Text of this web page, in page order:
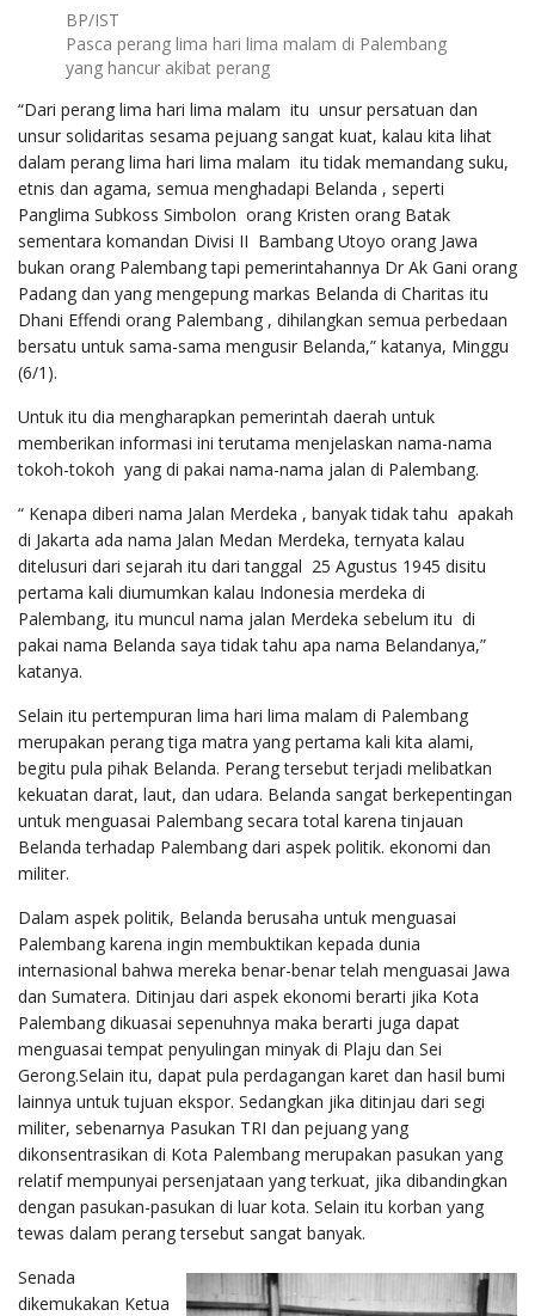
BP/IST
Pasca perang lima hari lima malam di Palembang
yang hancur akibat perang
“Dari perang lima hari lima malam itu unsur persatuan dan
unsur solidaritas sesama pejuang sangat kuat, kalau kita lihat
dalam perang lima hari lima malam itu tidak memandang suku,
etnis dan agama, semua menghadapi Belanda , seperti
Panglima Subkoss Simbolon orang Kristen orang Batak
sementara komandan Divisi II Bambang Utoyo orang Jawa
bukan orang Palembang tapi pemerintahannya Dr Ak Gani orang
Padang dan yang mengepung markas Belanda di Charitas itu
Dhani Effendi orang Palembang , dihilangkan semua perbedaan
bersatu untuk sama-sama mengusir Belanda,” katanya, Minggu
(6/1).
Untuk itu dia mengharapkan pemerintah daerah untuk
memberikan informasi ini terutama menjelaskan nama-nama
tokoh-tokoh yang di pakai nama-nama jalan di Palembang.
“ Kenapa diberi nama Jalan Merdeka , banyak tidak tahu apakah
di Jakarta ada nama Jalan Medan Merdeka, ternyata kalau
ditelusuri dari sejarah itu dari tanggal 25 Agustus 1945 disitu
pertama kali diumumkan kalau Indonesia merdeka di
Palembang, itu muncul nama jalan Merdeka sebelum itu di
pakai nama Belanda saya tidak tahu apa nama Belandanya,”
katanya.
Selain itu pertempuran lima hari lima malam di Palembang
merupakan perang tiga matra yang pertama kali kita alami,
begitu pula pihak Belanda. Perang tersebut terjadi melibatkan
kekuatan darat, laut, dan udara. Belanda sangat berkepentingan
untuk menguasai Palembang secara total karena tinjauan
Belanda terhadap Palembang dari aspek politik. ekonomi dan
militer.
Dalam aspek politik, Belanda berusaha untuk menguasai
Palembang karena ingin membuktikan kepada dunia
internasional bahwa mereka benar-benar telah menguasai Jawa
dan Sumatera. Ditinjau dari aspek ekonomi berarti jika Kota
Palembang dikuasai sepenuhnya maka berarti juga dapat
menguasai tempat penyulingan minyak di Plaju dan Sei
Gerong.Selain itu, dapat pula perdagangan karet dan hasil bumi
lainnya untuk tujuan ekspor. Sedangkan jika ditinjau dari segi
militer, sebenarnya Pasukan TRI dan pejuang yang
dikonsentrasikan di Kota Palembang merupakan pasukan yang
relatif mempunyai persenjataan yang terkuat, jika dibandingkan
dengan pasukan-pasukan di luar kota. Selain itu korban yang
tewas dalam perang tersebut sangat banyak.
Senada
dikemukakan Ketua